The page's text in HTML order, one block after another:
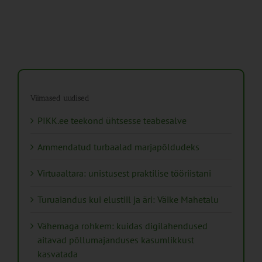
Viimased uudised
PIKK.ee teekond ühtsesse teabesalve
Ammendatud turbaalad marjapõldudeks
Virtuaaltara: unistusest praktilise tööriistani
Turuaiandus kui elustiil ja äri: Väike Mahetalu
Vähemaga rohkem: kuidas digilahendused
aitavad põllumajanduses kasumlikkust
kasvatada